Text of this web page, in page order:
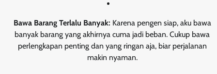
Bawa Barang Terlalu Banyak: Karena pengen siap, aku bawa
banyak barang yang akhirnya cuma jadi beban. Cukup bawa
perlengkapan penting dan yang ringan aja, biar perjalanan
makin nyaman.